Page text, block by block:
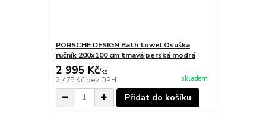
PORSCHE DESIGN Bath towel Osuška
ručník 200x100 cm tmavá perská modrá
2 995 Kč/ks
2 475 Kč bez DPH skladem
Přidat do košíku